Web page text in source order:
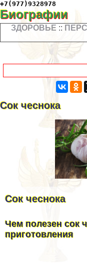
+7(977)9328978
Биографии
ЗДОРОВЬЕ ::
Сок чеснока
Сок чеснока
Чем полезен сок
приготовления